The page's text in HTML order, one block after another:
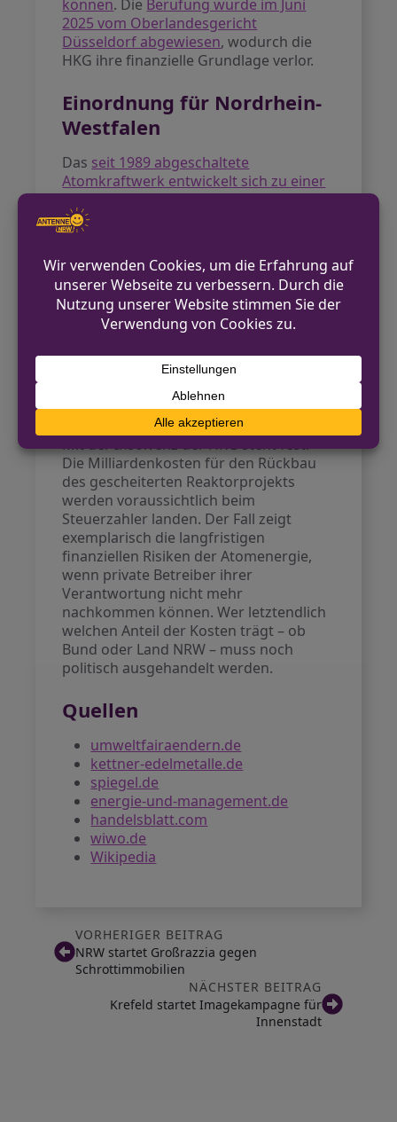
können. Die Berufung wurde im Juni
2025 vom Oberlandesgericht
Düsseldorf abgewiesen, wodurch die
HKG ihre finanzielle Grundlage verlor.
Einordnung für Nordrhein-
Westfalen
Das seit 1989 abgeschaltete
Atomkraftwerk entwickelt sich zu einer
kostenträchtigen Altlastfür die
öffentliche Hand. NRW-
Wirtschaftsministerin Mona Neubaur
fordert, dass der Bund die Kosten
übernehmen soll. Das Land Nordrhein-
Westfalen sieht sich nun in einer
schwierigen Lage, da ohne
funktionsfähige Betreibergesellschaft
Ausblick
Mit der Insolvenz der HKG steht fest:
Die Milliardenkosten für den Rückbau
des gescheiterten Reaktorprojekts
werden voraussichtlich beim
Steuerzahler landen. Der Fall zeigt
exemplarisch die langfristigen
finanziellen Risiken der Atomenergie,
wenn private Betreiber ihrer
Verantwortung nicht mehr
nachkommen können. Wer letztendlich
welchen Anteil der Kosten trägt – ob
Bund oder Land NRW – muss noch
politisch ausgehandelt werden.
Quellen
umweltfairaendern.de
kettner-edelmetalle.de
spiegel.de
energie-und-management.de
handelsblatt.com
wiwo.de
Wikipedia
VORHERIGER BEITRAG
NRW startet Großrazzia gegen
Schrottimmobilien
NÄCHSTER BEITRAG
Krefeld startet Imagekampagne für
Innenstadt